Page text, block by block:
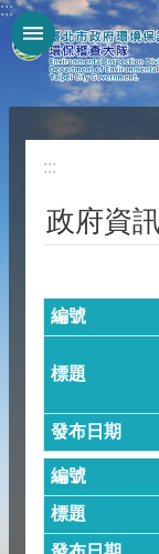
跳到主要內容區塊
:::
:::
政府資